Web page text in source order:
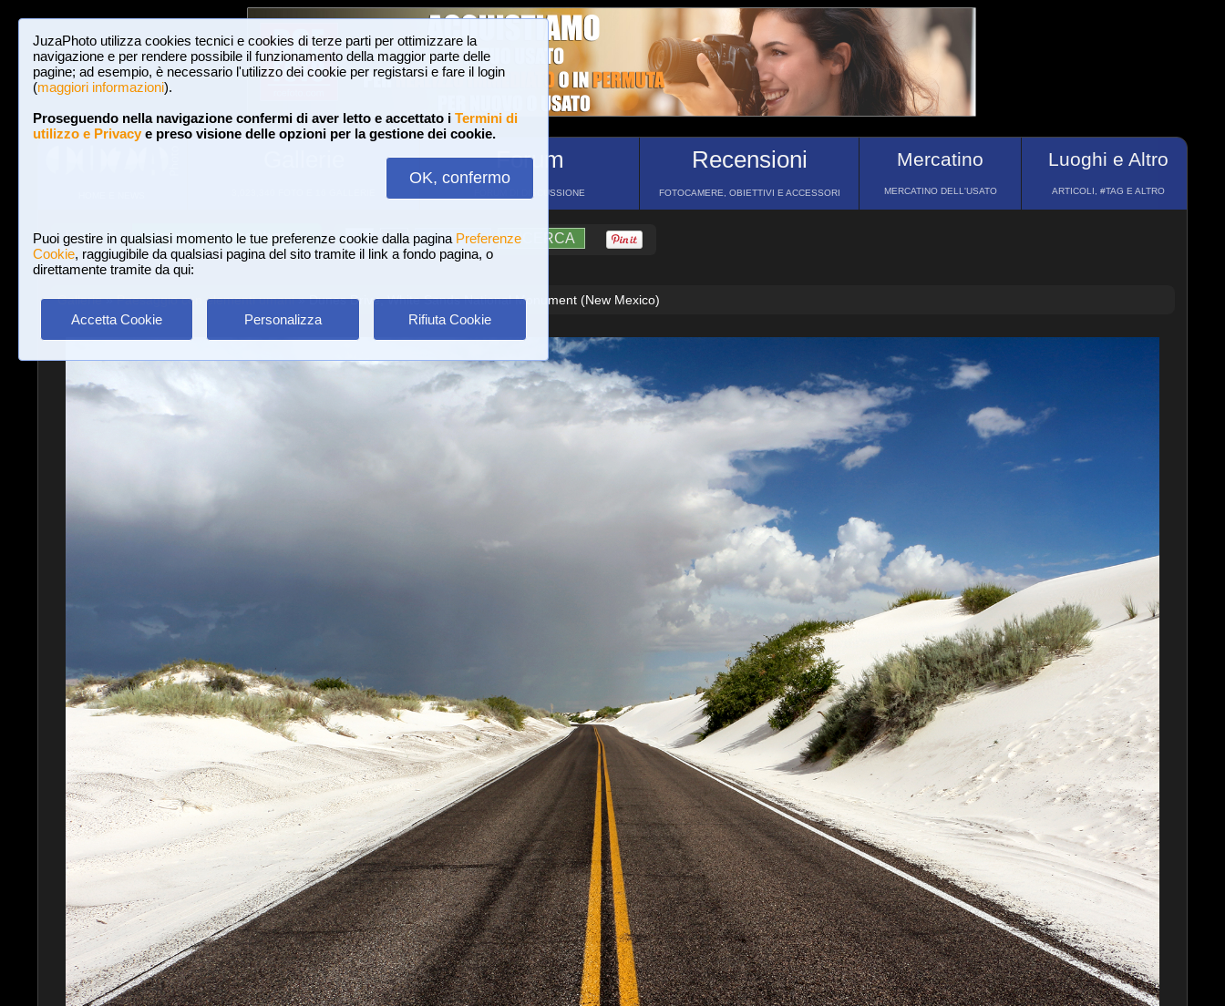
JuzaPhoto utilizza cookies tecnici e cookies di terze parti per ottimizzare la
navigazione e per rendere possibile il funzionamento della maggior parte delle
pagine; ad esempio, è necessario l'utilizzo dei cookie per registarsi e fare il login
(maggiori informazioni).
Proseguendo nella navigazione confermi di aver letto e accettato i Termini di
utilizzo e Privacye preso visione delle opzioni per la gestione dei cookie.
OK, confermo
Puoi gestire in qualsiasi momento le tue preferenze cookie dalla pagina Preferenze
Cookie, raggiugibile da qualsiasi pagina del sito tramite il link a fondo pagina, o
direttamente tramite da qui:
Accetta Cookie Personalizza Rifiuta Cookie
Forum
FORUM DI DISCUSSIONE
Recensioni
FOTOCAMERE, OBIETTIVI E ACCESSORI
Mercatino
MERCATINO DELL'USATO
Luoghi e Altro
ARTICOLI, #TAG E ALTRO
Login Iscriviti a JuzaPhoto! A A ?AIUTO RICERCA
Gallerie»Paesaggio con elementi umani» Dunes Drive, White Sands National Monument (New Mexico)